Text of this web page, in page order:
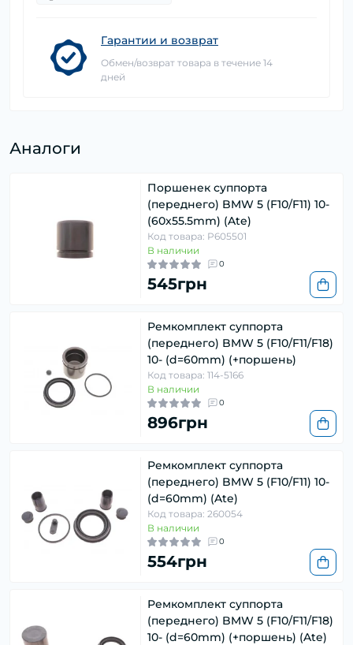
Гарантии и возврат
Обмен/возврат товара в течение 14
дней
Аналоги
Поршенек суппорта
(переднего) BMW 5 (F10/F11) 10-
(60x55.5mm) (Ate)
Код товара: P605501
В наличии
0
545грн
Ремкомплект суппорта
(переднего) BMW 5 (F10/F11/F18)
10- (d=60mm) (+поршень)
Код товара: 114-5166
В наличии
0
896грн
Ремкомплект суппорта
(переднего) BMW 5 (F10/F11) 10-
(d=60mm) (Ate)
Код товара: 260054
В наличии
0
554грн
Ремкомплект суппорта
(переднего) BMW 5 (F10/F11/F18)
10- (d=60mm) (+поршень) (Ate)